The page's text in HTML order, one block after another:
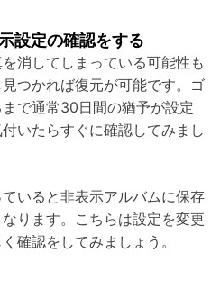
設定の確認をする
消してしまっている可能性も
つかれば復元が可能です。ゴ
で通常30日間の猶予が設定
いたらすぐに確認してみまし
いると非表示アルバムに保存
ります。こちらは設定を変更
確認をしてみましょう。